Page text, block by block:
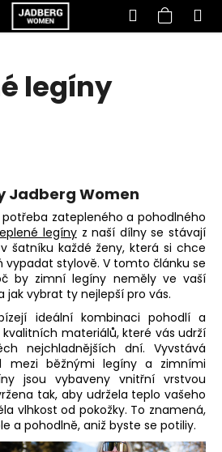
Hledat
legíny
Jadberg Women
zatepleného a pohodlného
legínyz naší dílny se stávají
šatníku každé ženy, která si chce
vypadat stylově. V tomto článku se
by zimní legíny neměly ve vaší
vybrat ty nejlepší pro vás.
ideální kombinaci pohodlí a
materiálů, které vás udrží
nejchladnějších dní. Vyvstává
mezi běžnými legínya zimními
jsou vybaveny vnitřní vrstvou
tak, aby udržela teplo vašeho
vlhkost od pokožky. To znamená,
a pohodlně, aniž byste se potiliy.